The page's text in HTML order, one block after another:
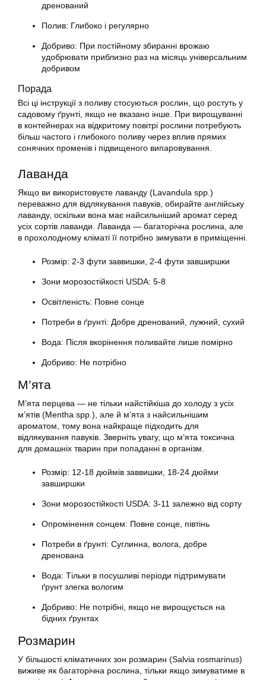
дренований
Полив: Глибоко і регулярно
Добриво: При постійному збиранні врожаю
удобрювати приблизно раз на місяць універсальним
добривом
Порада
Всі ці інструкції з поливу стосуються рослин, що ростуть у
садовому ґрунті, якщо не вказано інше. При вирощуванні
в контейнерах на відкритому повітрі рослини потребують
більш частого і глибокого поливу через вплив прямих
сонячних променів і підвищеного випаровування.
Лаванда
Якщо ви використовуєте лаванду (Lavandula spp.)
переважно для відлякування павуків, обирайте англійську
лаванду, оскільки вона має найсильніший аромат серед
усіх сортів лаванди. Лаванда — багаторічна рослина, але
в прохолодному кліматі її потрібно зимувати в приміщенні.
Розмір: 2-3 фути заввишки, 2-4 фути завширшки
Зони морозостійкості USDA: 5-8
Освітленість: Повне сонце
Потреби в ґрунті: Добре дренований, лужний, сухий
Вода: Після вкорінення поливайте лише помірно
Добриво: Не потрібно
М’ята
М’ята перцева — не тільки найстійкіша до холоду з усіх
м’ятів (Mentha spp.), але й м’ята з найсильнішим
ароматом, тому вона найкраще підходить для
відлякування павуків. Зверніть увагу, що м’ята токсична
для домашніх тварин при попаданні в організм.
Розмір: 12-18 дюймів заввишки, 18-24 дюйми
завширшки
Зони морозостійкості USDA: 3-11 залежно від сорту
Опромінення сонцем: Повне сонце, півтінь
Потреби в ґрунті: Суглинна, волога, добре
дренована
Вода: Тільки в посушливі періоди підтримувати
ґрунт злегка вологим
Добриво: Не потрібні, якщо не вирощується на
бідних ґрунтах
Розмарин
У більшості кліматичних зон розмарин (Salvia rosmarinus)
виживе як багаторічна рослина, тільки якщо зимуватиме в